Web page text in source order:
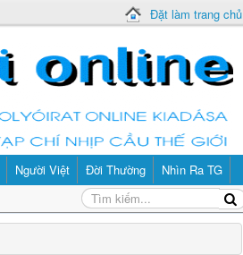
Đặt làm trang chủ
Người Việt Đời Thường Nhìn Ra TG